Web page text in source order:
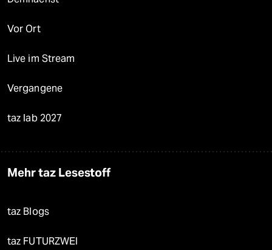
Vor Ort
Live im Stream
Vergangene
taz lab 2027
Mehr taz Lesestoff
taz Blogs
taz FUTURZWEI